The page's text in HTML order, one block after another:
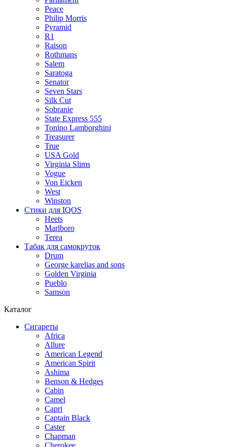
Peace
Philip Morris
Pyramid
R1
Raison
Rothmans
Salem
Saratoga
Senator
Seven Stars
Silk Cut
Sobranie
State Express 555
Tonino Lamborghini
Treasurer
True
USA Gold
Virginia Slims
Vogue
Von Eicken
West
Winston
Стики для IQOS
Heets
Marlboro
Terea
Табак для самокруток
Drum
George karelias and sons
Golden Virginia
Pueblo
Samson
Каталог
Сигареты
Africa
Allure
American Legend
American Spirit
Ashima
Benson & Hedges
Cabin
Camel
Capri
Captain Black
Caster
Chapman
Cherokee